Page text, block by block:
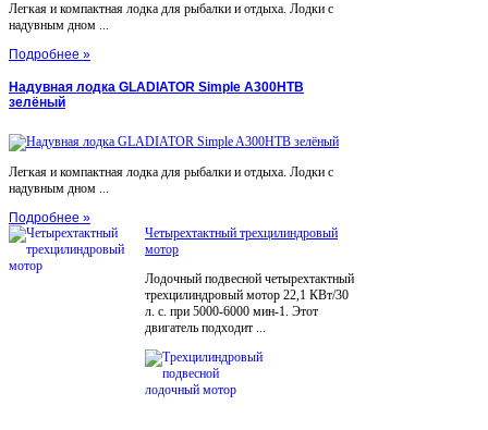
Легкая и компактная лодка для рыбалки и отдыха. Лодки с
надувным дном ...
Подробнее »
Надувная лодка GLADIATOR Simple A300НТВ
зелёный
Легкая и компактная лодка для рыбалки и отдыха. Лодки с
надувным дном ...
Подробнее »
Четырехтактный трехцилиндровый
мотор
Лодочный подвесной четырехтактный
трехцилиндровый мотор 22,1 КВт/30
л. с. при 5000-6000 мин-1. Этот
двигатель подходит ...